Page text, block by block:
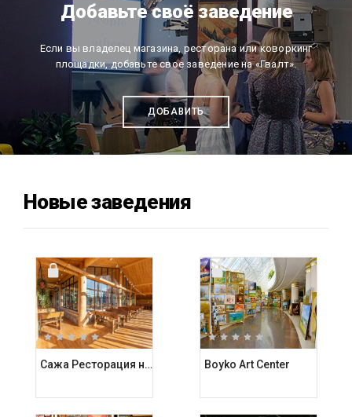
Добавьте своё заведение
Если вы владелец магазина, ресторана или коворкинг
площадки, добавьте свое заведение на «Гвалт».
ДОБАВИТЬ
Новые заведения
Сажа Ресторация на углях Boyko Art Center